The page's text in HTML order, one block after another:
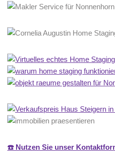
☎️ Nutzen Sie unser